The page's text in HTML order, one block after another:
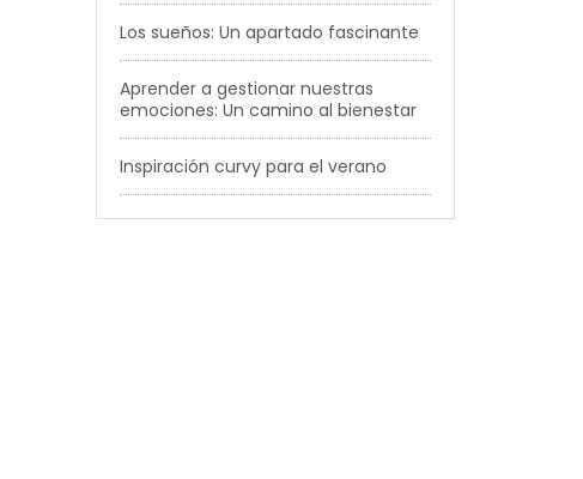
Los sueños: Un apartado fascinante
Aprender a gestionar nuestras
emociones: Un camino al bienestar
Inspiración curvy para el verano